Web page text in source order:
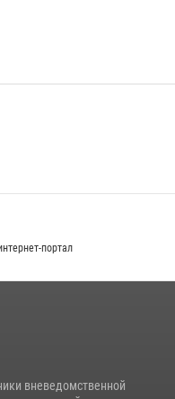
портал
вневедомственной